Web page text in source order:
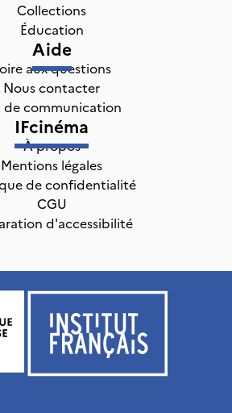
Collections
Éducation
Aide
aux questions
Nous contacter
de communication
IFcinéma
À propos
Mentions légales
de confidentialité
CGU
d'accessibilité